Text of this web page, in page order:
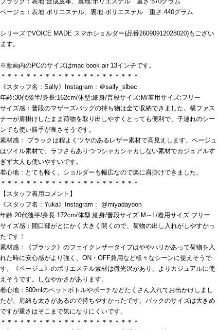
ベージュ：表地:ポリエステル、裏地:ポリエステル 重さ:440グラム
シリーズでVOICE MADE スマホショルダー(品番26090912028020)もござい
ます。
※動画内のPCのサイズはmac book air 13インチです。
＊＊＊＊＊＊＊＊＊＊＊＊＊＊＊＊＊＊＊＊＊＊
《スタッフ名：Sally》Instagram：＠sally_slbec
年齢:30代後半/身長:162cm/体型:細身/普段サイズ:M/着用サイズ:フリー
サイズ感：普段のマザーズバッグの持ち物は全て収納できました。横ファス
ナーが肩掛けしたまま荷物を取り出しやすくとっても便利で、子連れのシー
ンでも使い勝手が良さそうです。
素材感： ブラックは程よくツヤのあるレザー素材で高見えします。ベージュ
はツイル素材で、ラフさもありつつシャカシャカしない素材でカジュアルす
ぎず大人も使いやすいです。
着心地：とても軽く、ショルダーも幅広なので楽に肩掛けできました。
＊＊＊＊＊＊＊＊＊＊＊＊＊＊＊＊＊＊＊＊＊＊
【スタッフ着用コメント】
《スタッフ名：Yuka》Instagram： @miyadayoon
年齢:20代後半/身長:172cm/体型:細身/普段サイズ:M～L/着用サイズ:フリー
サイズ感：開口部がとにかく大きく開くので、荷物の出し入れがしやすかっ
たです！
素材感：《ブラック》のフェイクレザータイプはややハリがあって荷物を入
れた時に安心感がより強く、ON・OFF兼用など様々なシーンに使えそうで
す。《ベージュ》のポリエステル素材は微光沢があり、よりカジュアルに使
えそうです。しなやかさがあります。
着心地：500mlのペットボトルやポーチなどたくさん入れてお出かけしまし
たが、肩紐も太さがあるので持ちやすかったです。バックのサイズは大きめ
ですが重さはそこまで気になりにくいです。
＊＊＊＊＊＊＊＊＊＊＊＊＊＊＊＊＊＊＊＊＊＊